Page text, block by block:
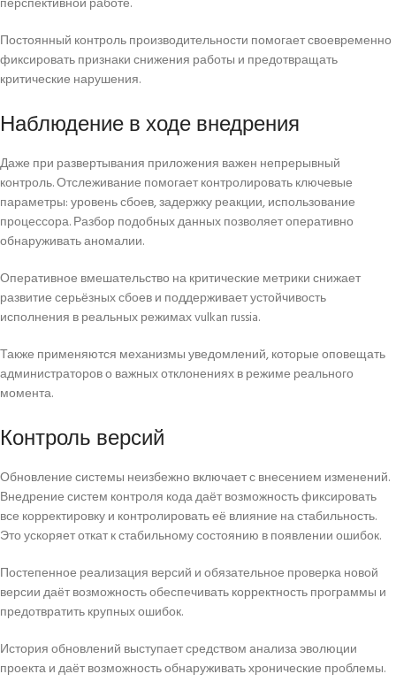
Постоянный контроль производительности помогает своевременно
фиксировать признаки снижения работы и предотвращать
критические нарушения.
Наблюдение в ходе внедрения
Даже при развертывания приложения важен непрерывный
контроль. Отслеживание помогает контролировать ключевые
параметры: уровень сбоев, задержку реакции, использование
процессора. Разбор подобных данных позволяет оперативно
обнаруживать аномалии.
Оперативное вмешательство на критические метрики снижает
развитие серьёзных сбоев и поддерживает устойчивость
исполнения в реальных режимах vulkan russia.
Также применяются механизмы уведомлений, которые оповещать
администраторов о важных отклонениях в режиме реального
момента.
Контроль версий
Обновление системы неизбежно включает с внесением изменений.
Внедрение систем контроля кода даёт возможность фиксировать
все корректировку и контролировать её влияние на стабильность.
Это ускоряет откат к стабильному состоянию в появлении ошибок.
Постепенное реализация версий и обязательное проверка новой
версии даёт возможность обеспечивать корректность программы и
предотвратить крупных ошибок.
История обновлений выступает средством анализа эволюции
проекта и даёт возможность обнаруживать хронические проблемы.